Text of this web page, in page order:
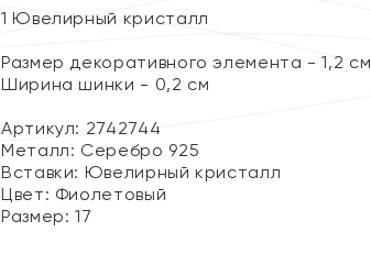
1 Ювелирный кристалл
Размер декоративного элемента - 1,2 см
Ширина шинки - 0,2 см
Артикул: 2742744
Металл: Серебро 925
Вставки: Ювелирный кристалл
Цвет: Фиолетовый
Размер:17